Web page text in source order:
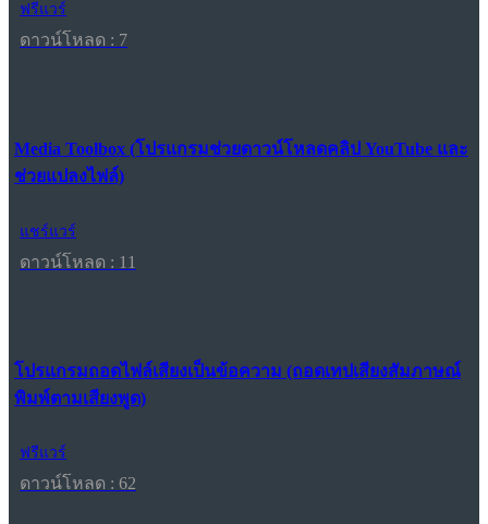
ฟรีแวร์
ดาวน์โหลด : 7
Media Toolbox (โปรแกรมช่วยดาวน์โหลดคลิป YouTube และ
ช่วยแปลงไฟล์)
แชร์แวร์
ดาวน์โหลด : 11
โปรแกรมถอดไฟล์เสียงเป็นข้อความ (ถอดเทปเสียงสัมภาษณ์
พิมพ์ตามเสียงพูด)
ฟรีแวร์
ดาวน์โหลด : 62